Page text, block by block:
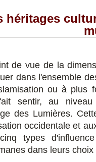
héritages
de vue de la
dans l'ensemble
ou à plus
sentir, au niveau
des Lumières.
occidentale et
types
dans leurs choix